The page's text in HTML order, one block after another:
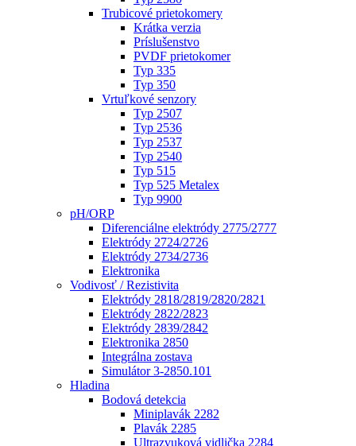
Trubicové prietokomery
Krátka verzia
Príslušenstvo
PVDF prietokomer
Typ 335
Typ 350
Vrtuľkové senzory
Typ 2507
Typ 2536
Typ 2537
Typ 2540
Typ 515
Typ 525 Metalex
Typ 9900
pH/ORP
Diferenciálne elektródy 2775/2777
Elektródy 2724/2726
Elektródy 2734/2736
Elektronika
Vodivosť / Rezistivita
Elektródy 2818/2819/2820/2821
Elektródy 2822/2823
Elektródy 2839/2842
Elektronika 2850
Integrálna zostava
Simulátor 3-2850.101
Hladina
Bodová detekcia
Miniplavák 2282
Plavák 2285
Ultrazvuková vidlička 2284